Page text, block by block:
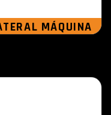
MÁQUINA